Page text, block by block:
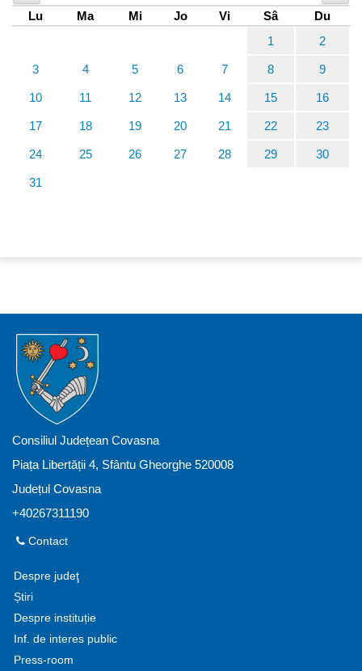
Lu
Ma Mi Jo Vi Sâ
Du
1
2
3 4 5 6 7 8 9
10 11 12 13 14 15 16
17 18 19 20 21 22 23
24 25 26 27 28 29 30
31
Consiliul Județean Covasna
Piața Libertății 4, Sfântu Gheorghe 520008
Județul Covasna
+40267311190
Contact
Despre judeţ
Știri
Despre instituție
Inf. de interes public
Press-room